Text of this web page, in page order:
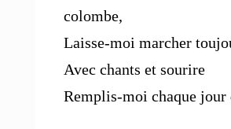
colombe,
Laisse-moi marcher
Avec chants et sourire
Remplis-moi chaque jour